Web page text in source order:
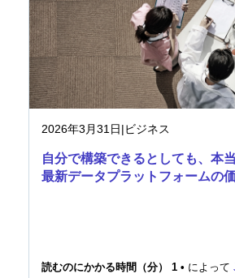
2026年3月31日|ビジネス
自分で構築できるとしても、本
最新データプラットフォームの
読むのにかかる時間（分） 1 • によって